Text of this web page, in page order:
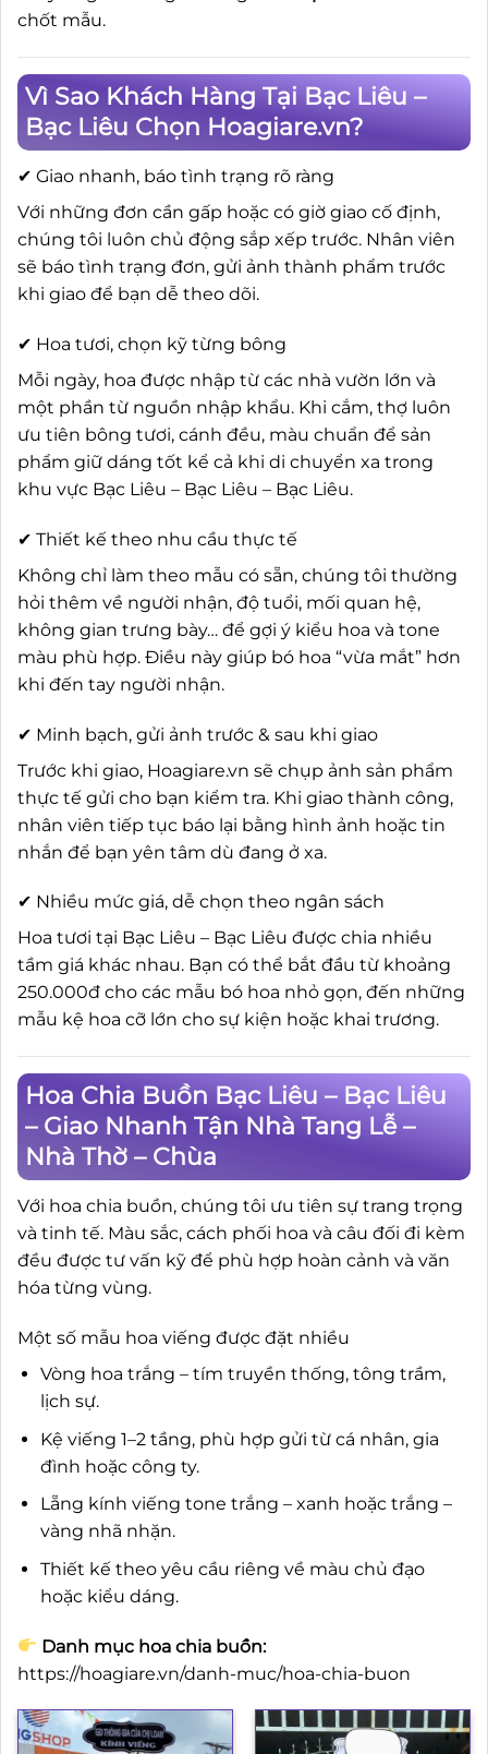
chốt mẫu.
Vì Sao Khách Hàng Tại Bạc Liêu –
Bạc Liêu Chọn Hoagiare.vn?
✔ Giao nhanh, báo tình trạng rõ ràng
Với những đơn cần gấp hoặc có giờ giao cố định,
chúng tôi luôn chủ động sắp xếp trước. Nhân viên
sẽ báo tình trạng đơn, gửi ảnh thành phẩm trước
khi giao để bạn dễ theo dõi.
✔ Hoa tươi, chọn kỹ từng bông
Mỗi ngày, hoa được nhập từ các nhà vườn lớn và
một phần từ nguồn nhập khẩu. Khi cắm, thợ luôn
ưu tiên bông tươi, cánh đều, màu chuẩn để sản
phẩm giữ dáng tốt kể cả khi di chuyển xa trong
khu vực Bạc Liêu – Bạc Liêu – Bạc Liêu.
✔ Thiết kế theo nhu cầu thực tế
Không chỉ làm theo mẫu có sẵn, chúng tôi thường
hỏi thêm về người nhận, độ tuổi, mối quan hệ,
không gian trưng bày… để gợi ý kiểu hoa và tone
màu phù hợp. Điều này giúp bó hoa “vừa mắt” hơn
khi đến tay người nhận.
✔ Minh bạch, gửi ảnh trước & sau khi giao
Trước khi giao, Hoagiare.vn sẽ chụp ảnh sản phẩm
thực tế gửi cho bạn kiểm tra. Khi giao thành công,
nhân viên tiếp tục báo lại bằng hình ảnh hoặc tin
nhắn để bạn yên tâm dù đang ở xa.
✔ Nhiều mức giá, dễ chọn theo ngân sách
Hoa tươi tại Bạc Liêu – Bạc Liêu được chia nhiều
tầm giá khác nhau. Bạn có thể bắt đầu từ khoảng
250.000đ cho các mẫu bó hoa nhỏ gọn, đến những
mẫu kệ hoa cỡ lớn cho sự kiện hoặc khai trương.
Hoa Chia Buồn Bạc Liêu – Bạc Liêu
– Giao Nhanh Tận Nhà Tang Lễ –
Nhà Thờ – Chùa
Với hoa chia buồn, chúng tôi ưu tiên sự trang trọng
và tinh tế. Màu sắc, cách phối hoa và câu đối đi kèm
đều được tư vấn kỹ để phù hợp hoàn cảnh và văn
hóa từng vùng.
Một số mẫu hoa viếng được đặt nhiều
Vòng hoa trắng – tím truyền thống, tông trầm,
lịch sự.
Kệ viếng 1–2 tầng, phù hợp gửi từ cá nhân, gia
đình hoặc công ty.
Lẵng kính viếng tone trắng – xanh hoặc trắng –
vàng nhã nhặn.
Thiết kế theo yêu cầu riêng về màu chủ đạo
hoặc kiểu dáng.
Danh mục hoa chia buồn:
https://hoagiare.vn/danh-muc/hoa-chia-buon